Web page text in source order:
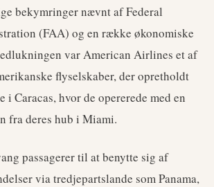
bekymringer nævnt af Federal
(FAA) og en række økonomiske
var American Airlines et af
flyselskaber, der opretholdt
i Caracas, hvor de opererede med en
fra deres hub i Miami.
passagerer til at benytte sig af
via tredjepartslande som Panama,